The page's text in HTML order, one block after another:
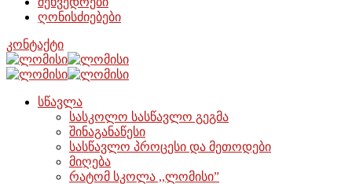
ღონისძიებები
კონტაქტი
სწავლა
სასკოლო სასწავლო გეგმა
შინაგანაწესი
სასწავლო პროცესი და მეთოდები
მიღება
რატომ სკოლა ,,ლომისი”